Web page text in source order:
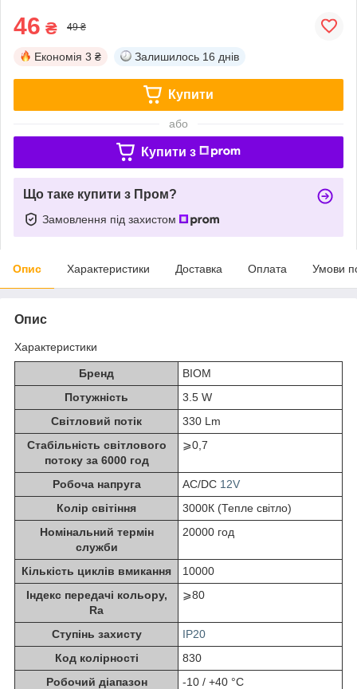
46 ₴ 49 ₴
Економія 3 ₴ Залишилось 16 днів
Купити
або
Купити з
Що таке купити з Пром?
Замовлення під захистом
Опис Характеристики Доставка Оплата Умови
Опис
Характеристики
Бренд
BIOM
Потужність
3.5 W
Світловий потік
330 Lm
Стабільність світлового
потоку за 6000 год
⩾0,7
Робоча напруга AC/DC 12V
Колір світіння
3000К (Тепле світло)
Номінальний термін
служби
20000 год
Кількість циклів вмикання
10000
Індекс передачі кольору,
Ra
⩾80
Ступінь захисту
IP20
Код колірності
830
Робочий діапазон
-10 / +40 °C